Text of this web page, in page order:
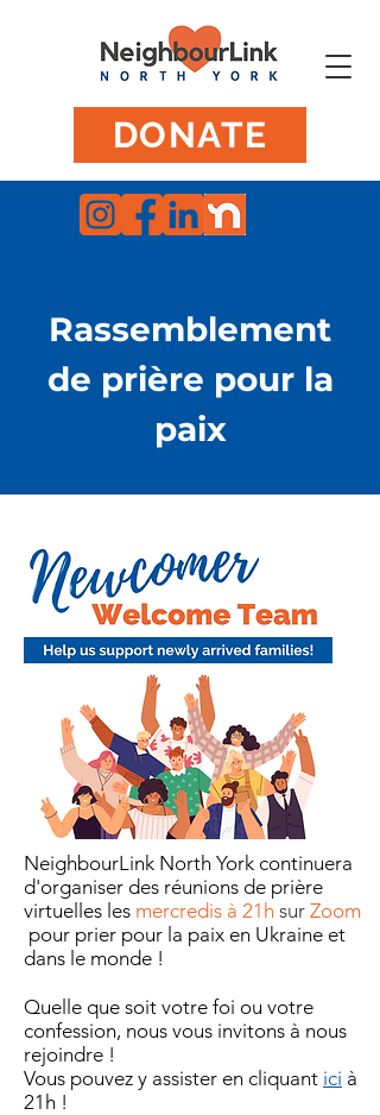
DONATE
Rassemblement
de prière pour la
paix
NeighbourLink North York continuera
d'organiser des réunions de prière
virtuelles les mercredis à 21h sur Zoom
pour prier pour la paix en Ukraine et
dans le monde !
Quelle que soit votre foi ou votre
confession, nous vous invitons à nous
rejoindre !
Vous pouvez y assister en cliquant ici à
21h !